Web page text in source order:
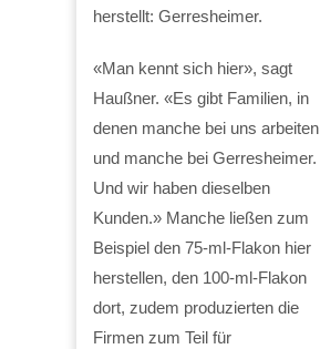
herstellt: Gerresheimer.
«Man kennt sich hier», sagt
Haußner. «Es gibt Familien, in
denen manche bei uns arbeiten
und manche bei Gerresheimer.
Und wir haben dieselben
Kunden.» Manche ließen zum
Beispiel den 75-ml-Flakon hier
herstellen, den 100-ml-Flakon
dort, zudem produzierten die
Firmen zum Teil für